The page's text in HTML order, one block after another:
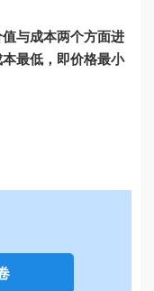
值与成本两个方面进
最低，即价格最小